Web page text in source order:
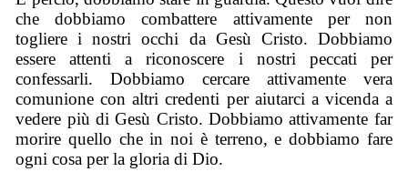
che dobbiamo combattere attivamente per non
togliere i nostri occhi da Gesù Cristo. Dobbiamo
essere attenti a riconoscere i nostri peccati per
confessarli. Dobbiamo cercare attivamente vera
comunione con altri credenti per aiutarci a vicenda a
vedere più di Gesù Cristo. Dobbiamo attivamente far
morire quello che in noi è terreno, e dobbiamo fare
ogni cosa per la gloria di Dio.